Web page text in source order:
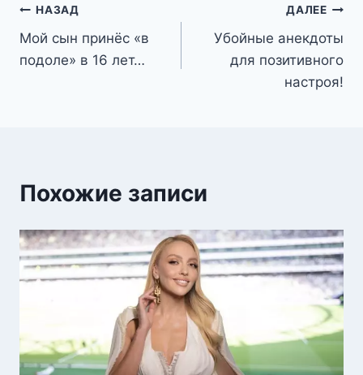
Навигация
по
НАЗАД
Мой сын принёс «в
подоле» в 16 лет…
ДАЛЕЕ
Убойные анекдоты
для позитивного
настроя!
Похожие записи